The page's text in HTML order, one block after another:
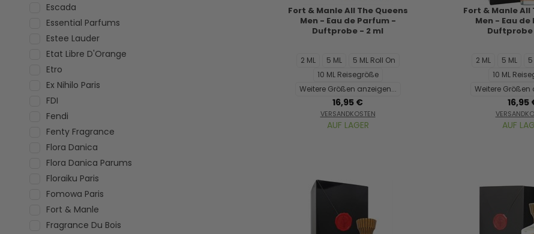
Escada
Essential Parfums
Estee Lauder
Etat Libre D'Orange
Etro
Ex Nihilo Paris
FDI
Fendi
Fenty Fragrance
Flora Danica
Flora Danica Parums
Floraiku Paris
Fomowa Paris
Fort & Manle
Fragrance Du Bois
Fort & Manle All The Queens
Men - Eau de Parfum -
Duftprobe - 2 ml
2 ML 5 ML
5 ML Roll On
10 ML Reisegröße
Weitere Größen anzeigen...
16,95 €
VERSANDKOSTEN
AUF LAGER
Fort & Manle All
Men - Eau
Duftprobe
2 ML 5 ML
10 ML
Weitere Größen
16,95
AUF